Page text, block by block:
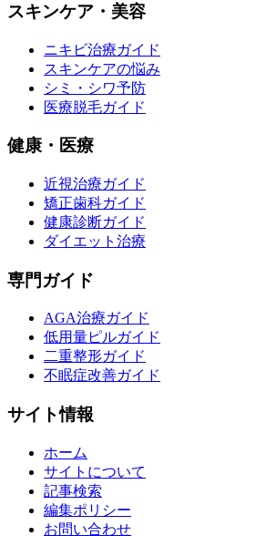
スキンケア・美容
ニキビ治療ガイド
スキンケアの悩み
シミ・シワ予防
医療脱毛ガイド
健康・医療
近視治療ガイド
矯正歯科ガイド
健康診断ガイド
ダイエット治療
専門ガイド
AGA治療ガイド
低用量ピルガイド
二重整形ガイド
不眠症改善ガイド
サイト情報
ホーム
サイトについて
記事検索
編集ポリシー
お問い合わせ